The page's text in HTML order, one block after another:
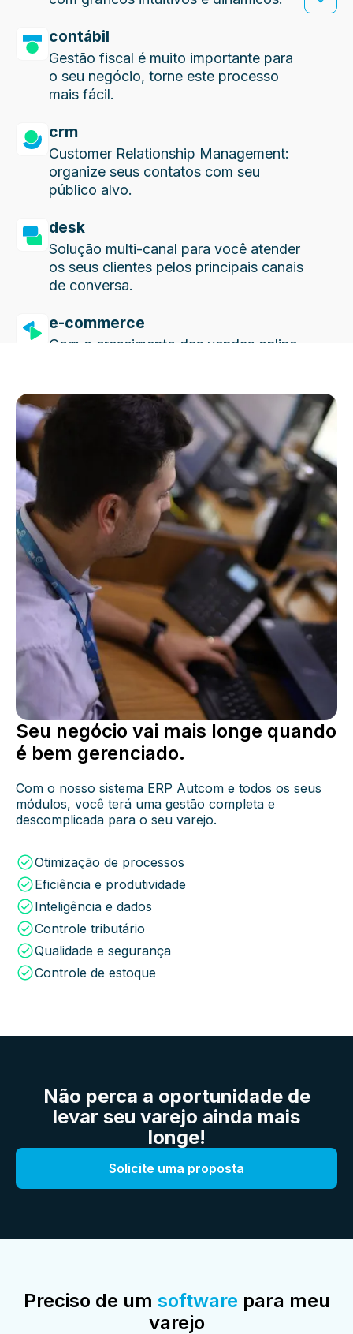
contábil
Gestão fiscal é muito importante para
o seu negócio, torne este processo
mais fácil.
crm
Customer Relationship Management:
organize seus contatos com seu
público alvo.
desk
Solução multi-canal para você atender
os seus clientes pelos principais canais
de conversa.
e-commerce
Com o crescimento das vendas online,
entregas
Crie romaneios de entrega, compare
rotas percorridas, colete documentos
gestor
Em qualquer lugar, acompanhe seu
negócio quando e de onde estiver.
hub
Venda seus produtos nos maiores
marketplaces do Brasil de forma
automática e fácil.
pontuei
Crie programas de pontos para
premiar indicações e aumentar as
vendas da sua loja, tudo de forma
automatizada e em tempo real.
sales pdv
Sua equipe vendendo os produtos do
seu varejo de forma fácil e rápida,
wms
Gerencie seu depósito de forma
inteligente. Tudo o que você precisa
para administrar seu estoque.
Seu negócio vai mais longe quando
é bem gerenciado.
Com o nosso sistema ERP Autcom e todos os seus
módulos, você terá uma gestão completa e
descomplicada para o seu varejo.
Otimização de processos
Eficiência e produtividade
Inteligência e dados
Controle tributário
Qualidade e segurança
Controle de estoque
Não perca a oportunidade de
levar seu varejo ainda mais
longe!
Solicite uma proposta
Preciso de um software para meu
varejo